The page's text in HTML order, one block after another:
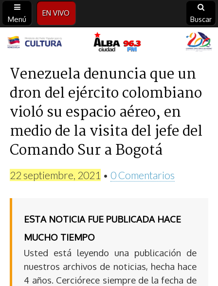
Menú
EN VIVO
Buscar
Alba
Ciudad
96.3
FM
Venezuela denuncia que un
dron del ejército colombiano
violó su espacio aéreo, en
medio de la visita del jefe del
Comando Sur a Bogotá
22 septiembre, 2021 • 0 Comentarios
ESTA NOTICIA FUE PUBLICADA HACE
MUCHO TIEMPO
Usted está leyendo una publicación de
nuestros archivos de noticias, hecha hace
4 años. Cerciórece siempre de la fecha de